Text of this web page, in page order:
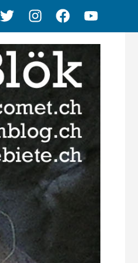
TwitterInstagramFacebookYoutube